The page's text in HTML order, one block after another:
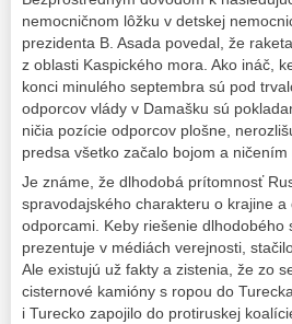
nemocničnom lôžku v detskej
prezidenta B. Asada povedal, že
z oblasti Kaspického mora. Ako ináč,
konci minulého septembra sú pod
odporcov vlády v Damašku sú
ničia pozície odporcov plošne,
predsa všetko začalo bojom a
Je známe, že dlhodobá prítomnosť
spravodajského charakteru o krajine
odporcami. Keby riešenie
prezentuje v médiách verejnosti,
Ale existujú už fakty a zistenia, že zo
cisternové kamióny s ropou do
i Turecko zapojilo do protiruskej